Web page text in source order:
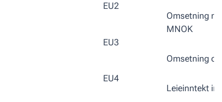
EU2
EU3
EU4
Omsetning
MNOK
Omsetning
Leieinntekt